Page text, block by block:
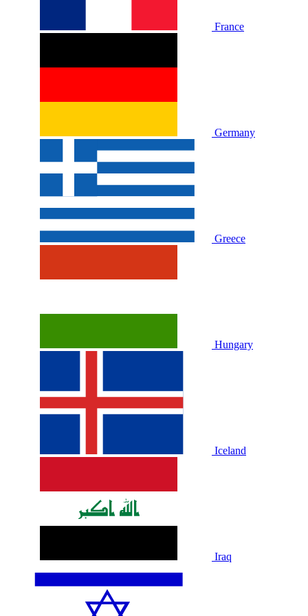
France
Germany
Greece
Hungary
Iceland
Iraq